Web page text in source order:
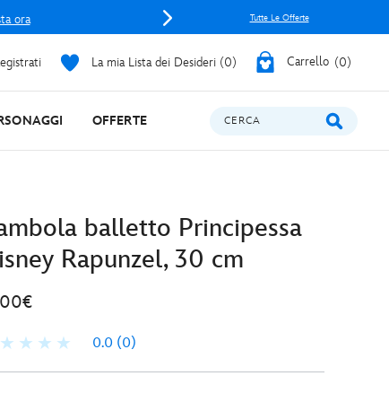
ora Tutte Le Offerte
La mia Lista dei Desideri 0 Carrello 0
OFFERTE CERCA
balletto Principessa
Rapunzel, 30 cm
0.0 (0)